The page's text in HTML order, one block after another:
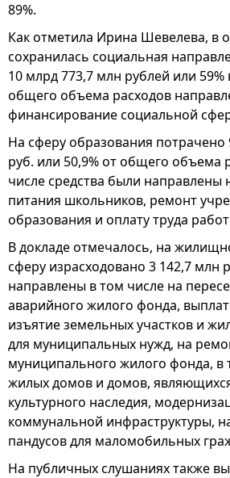
89%.
Как отметила Ирина Шевелева, в
сохранилась социальная
10 млрд 773,7 млн рублей или 59%
общего объема расходов
финансирование социальной
На сферу образования потрачено
руб. или 50,9% от общего объема
числе средства были направлены
питания школьников, ремонт
образования и оплату труда
В докладе отмечалось, на
сферу израсходовано 3 142,7 млн
направлены в том числе на
аварийного жилого фонда,
изъятие земельных участков и
для муниципальных нужд, на
муниципального жилого фонда, в
жилых домов и домов,
культурного наследия,
коммунальной инфраструктуры,
пандусов для маломобильных
На публичных слушаниях также